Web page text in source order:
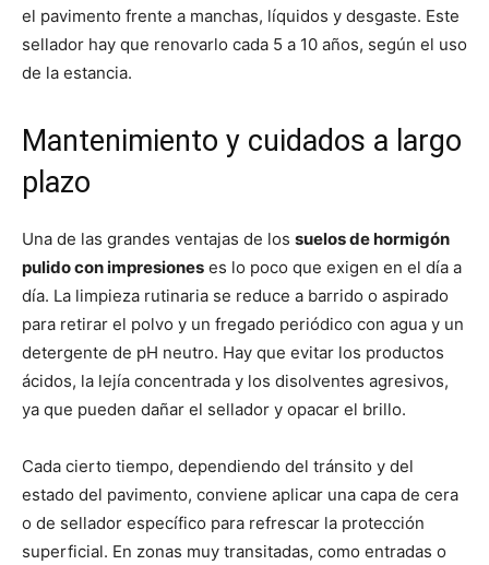
el pavimento frente a manchas, líquidos y desgaste. Este
sellador hay que renovarlo cada 5 a 10 años, según el uso
de la estancia.
Mantenimiento y cuidados a largo
plazo
Una de las grandes ventajas de los suelos de hormigón
pulido con impresiones es lo poco que exigen en el día a
día. La limpieza rutinaria se reduce a barrido o aspirado
para retirar el polvo y un fregado periódico con agua y un
detergente de pH neutro. Hay que evitar los productos
ácidos, la lejía concentrada y los disolventes agresivos,
ya que pueden dañar el sellador y opacar el brillo.
Cada cierto tiempo, dependiendo del tránsito y del
estado del pavimento, conviene aplicar una capa de cera
o de sellador específico para refrescar la protección
superficial. En zonas muy transitadas, como entradas o